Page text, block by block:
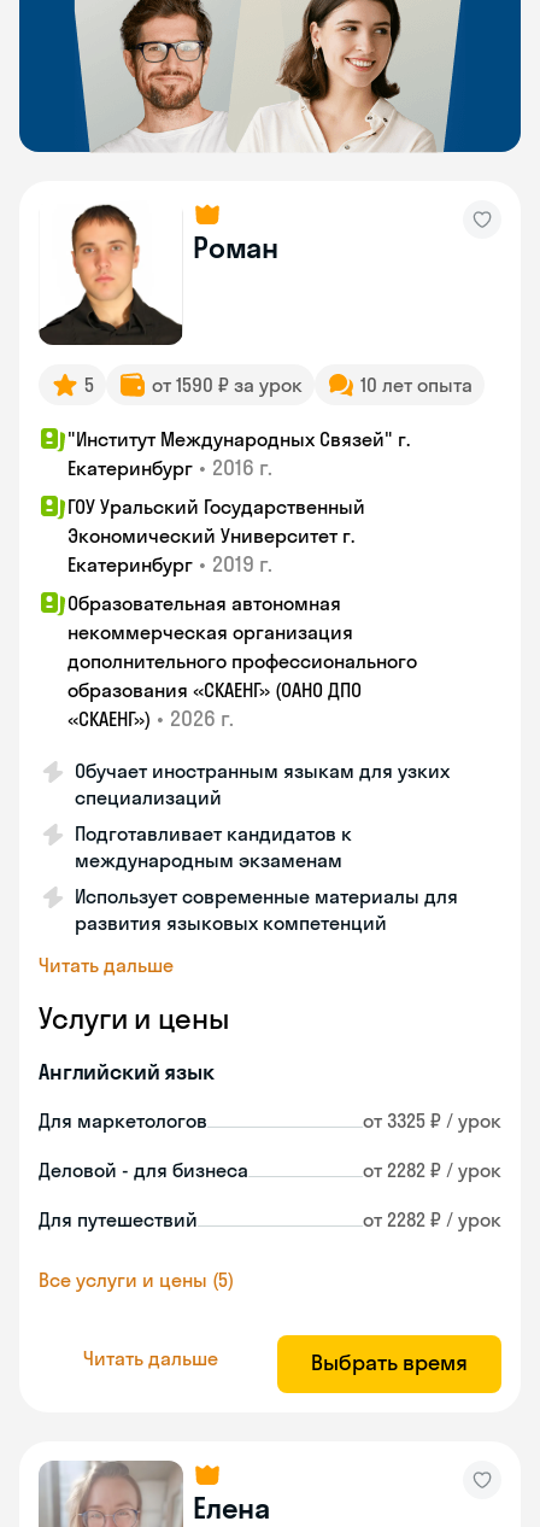
Роман
5 от 1590 ₽ за урок 10 лет опыта
"Институт Международных Связей" г.
Екатеринбург • 2016 г.
ГОУ Уральский Государственный
Экономический Университет г.
Екатеринбург • 2019 г.
Образовательная автономная
некоммерческая организация
дополнительного профессионального
образования «СКАЕНГ» (ОАНО ДПО
«СКАЕНГ») • 2026 г.
Обучает иностранным языкам для узких
специализаций
Подготавливает кандидатов к
международным экзаменам
Использует современные материалы для
развития языковых компетенций
Читать дальше
Услуги и цены
Английский язык
Для маркетологов от 3325 ₽ / урок
Деловой - для бизнеса от 2282 ₽ / урок
Для путешествий от 2282 ₽ / урок
Все услуги и цены (5)
Читать дальше Выбрать время
Елена